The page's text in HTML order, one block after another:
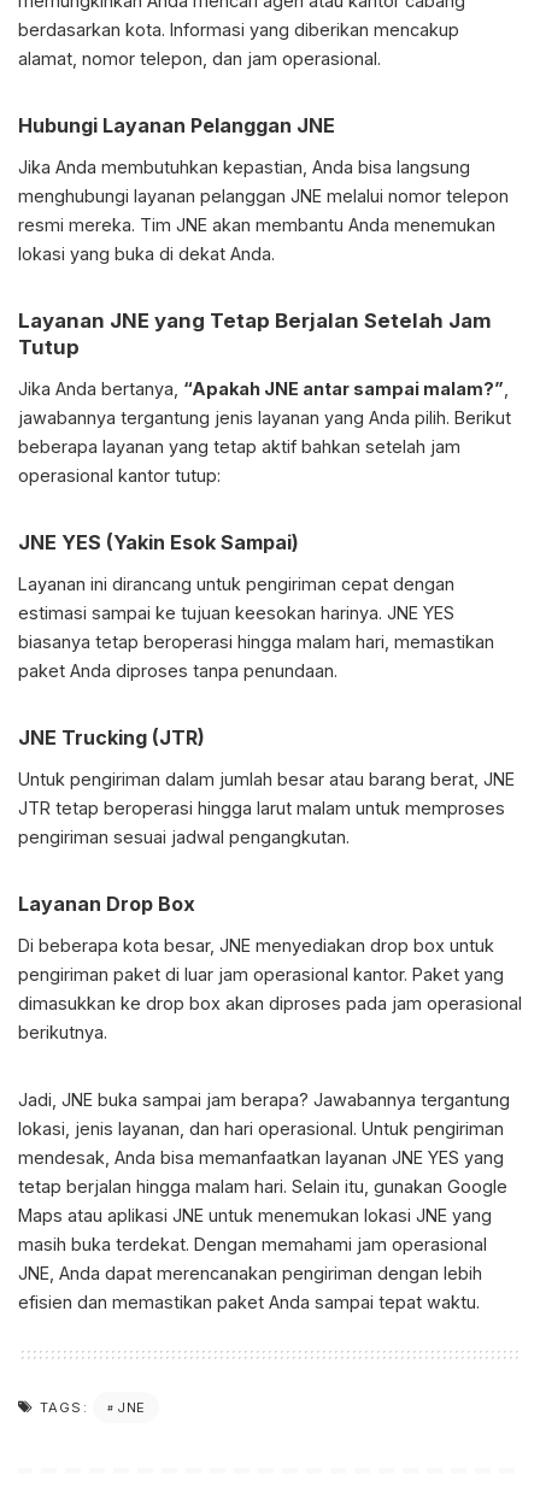
berdasarkan kota. Informasi yang diberikan mencakup
alamat, nomor telepon, dan jam operasional.
Hubungi Layanan Pelanggan JNE
Jika Anda membutuhkan kepastian, Anda bisa langsung
menghubungi layanan pelanggan JNE melalui nomor telepon
resmi mereka. Tim JNE akan membantu Anda menemukan
lokasi yang buka di dekat Anda.
Layanan JNE yang Tetap Berjalan Setelah Jam
Tutup
Jika Anda bertanya, “Apakah JNE antar sampai malam?”
jawabannya tergantung jenis layanan yang Anda pilih. Berikut
beberapa layanan yang tetap aktif bahkan setelah jam
operasional kantor tutup:
JNE YES (Yakin Esok Sampai)
Layanan ini dirancang untuk pengiriman cepat dengan
estimasi sampai ke tujuan keesokan harinya. JNE YES
biasanya tetap beroperasi hingga malam hari, memastikan
paket Anda diproses tanpa penundaan.
JNE Trucking (JTR)
Untuk pengiriman dalam jumlah besar atau barang berat, JNE
JTR tetap beroperasi hingga larut malam untuk memproses
pengiriman sesuai jadwal pengangkutan.
Layanan Drop Box
Di beberapa kota besar, JNE menyediakan drop box untuk
pengiriman paket di luar jam operasional kantor. Paket yang
dimasukkan ke drop box akan diproses pada jam operasional
berikutnya.
Jadi, JNE buka sampai jam berapa? Jawabannya tergantung
lokasi, jenis layanan, dan hari operasional. Untuk pengiriman
mendesak, Anda bisa memanfaatkan layanan JNE YES yang
tetap berjalan hingga malam hari. Selain itu, gunakan Google
Maps atau aplikasi JNE untuk menemukan lokasi JNE yang
masih buka terdekat. Dengan memahami jam operasional
JNE, Anda dapat merencanakan pengiriman dengan lebih
efisien dan memastikan paket Anda sampai tepat waktu.
TAGS: JNE